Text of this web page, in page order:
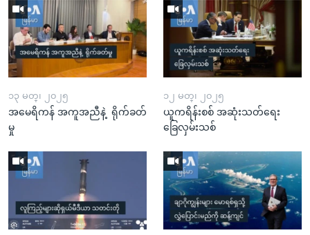
၁၃ မတ္၊ ၂၀၂၅
အမေရိကန် အကူအညီနဲ့ ရိုက်ခတ်
မှု
၁၂ မတ္၊ ၂၀၂၅
ယူကရိန်းစစ် အဆုံးသတ်ရေး
ခြေလှမ်းသစ်